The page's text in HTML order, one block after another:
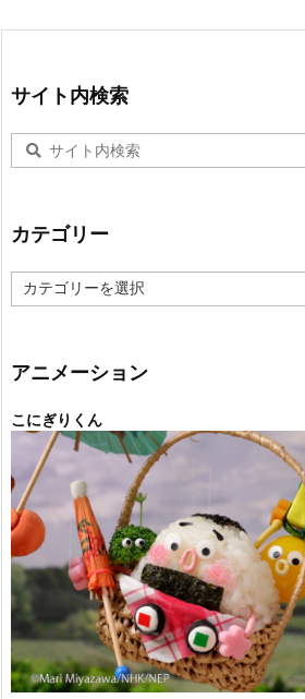
サイト内検索
カテゴリー
テ
ー
アニメーション
こにぎりくん